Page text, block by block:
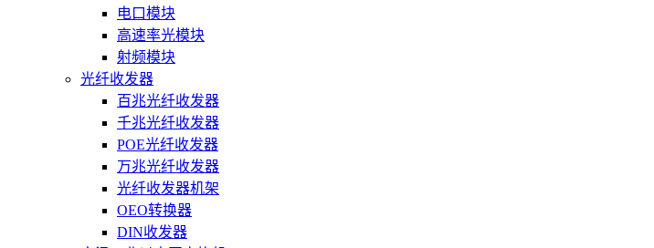
电口模块
高速率光模块
射频模块
光纤收发器
百兆光纤收发器
千兆光纤收发器
POE光纤收发器
万兆光纤收发器
光纤收发器机架
OEO转换器
DIN收发器